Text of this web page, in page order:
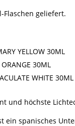
Flaschen geliefert.
YELLOW 30ML
30ML
WHITE 30ML
und höchste
ein spanisches